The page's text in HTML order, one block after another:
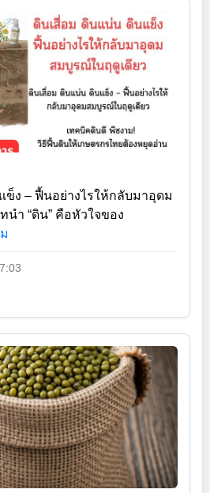
ง – ฟื้นอย่างไรให้กลับมาอุดม
ำ “ดิน” คือหัวใจของ